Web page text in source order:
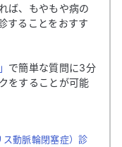
ば、もやもや病の
することをおすす
で簡単な質問に3分
をすることが可能
動脈輪閉塞症）診